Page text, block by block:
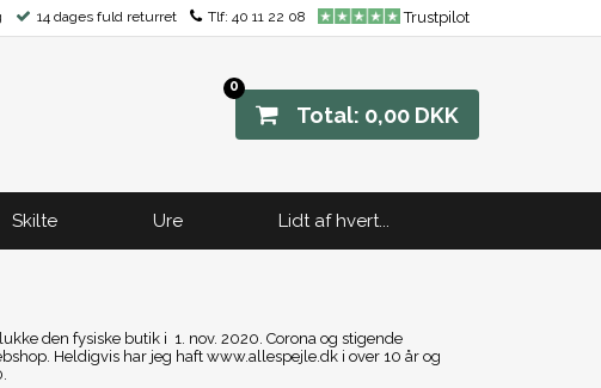
14 dages fuld returret Tlf: 40 11 22 08 Trustpilot
Total: 0,00 DKK
0
Skilte Ure Lidt af hvert...
den fysiske butik i 1. nov. 2020. Corona og stigende
Heldigvis har jeg haft www.allespejle.dk i over 10 år og